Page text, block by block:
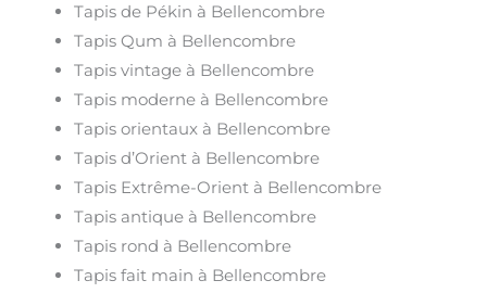
Tapis de Pékin à Bellencombre
Tapis Qum à Bellencombre
Tapis vintage à Bellencombre
Tapis moderne à Bellencombre
Tapis orientaux à Bellencombre
Tapis d’Orient à Bellencombre
Tapis Extrême-Orient à Bellencombre
Tapis antique à Bellencombre
Tapis rond à Bellencombre
Tapis fait main à Bellencombre